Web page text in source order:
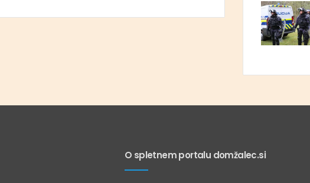
O spletnem portalu domžalec.si